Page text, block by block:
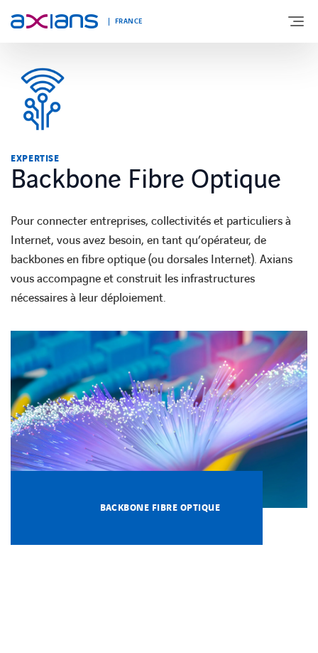
FRANCE
DÉCOUVREZ AXIANS
INNOVATIONS
SECTEURS D’ACTIVITÉ
NEWS
Carrières
Implantations
Nous contacter
EXPERTISE
Backbone Fibre Optique
Pour connecter entreprises, collectivités et particuliers à
Internet, vous avez besoin, en tant qu’opérateur, de
backbones en fibre optique (ou dorsales Internet). Axians
vous accompagne et construit les infrastructures
nécessaires à leur déploiement.
BACKBONE FIBRE OPTIQUE